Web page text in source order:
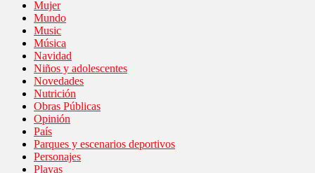
Mujer
Mundo
Music
Música
Navidad
Niños y adolescentes
Novedades
Nutrición
Obras Públicas
Opinión
País
Parques y escenarios deportivos
Personajes
Playas